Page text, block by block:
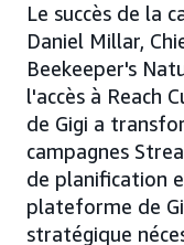
Le succès de la
Daniel Millar,
Beekeeper's
l'accès à Reach
de Gigi a
campagnes
de planification
plateforme de
stratégique